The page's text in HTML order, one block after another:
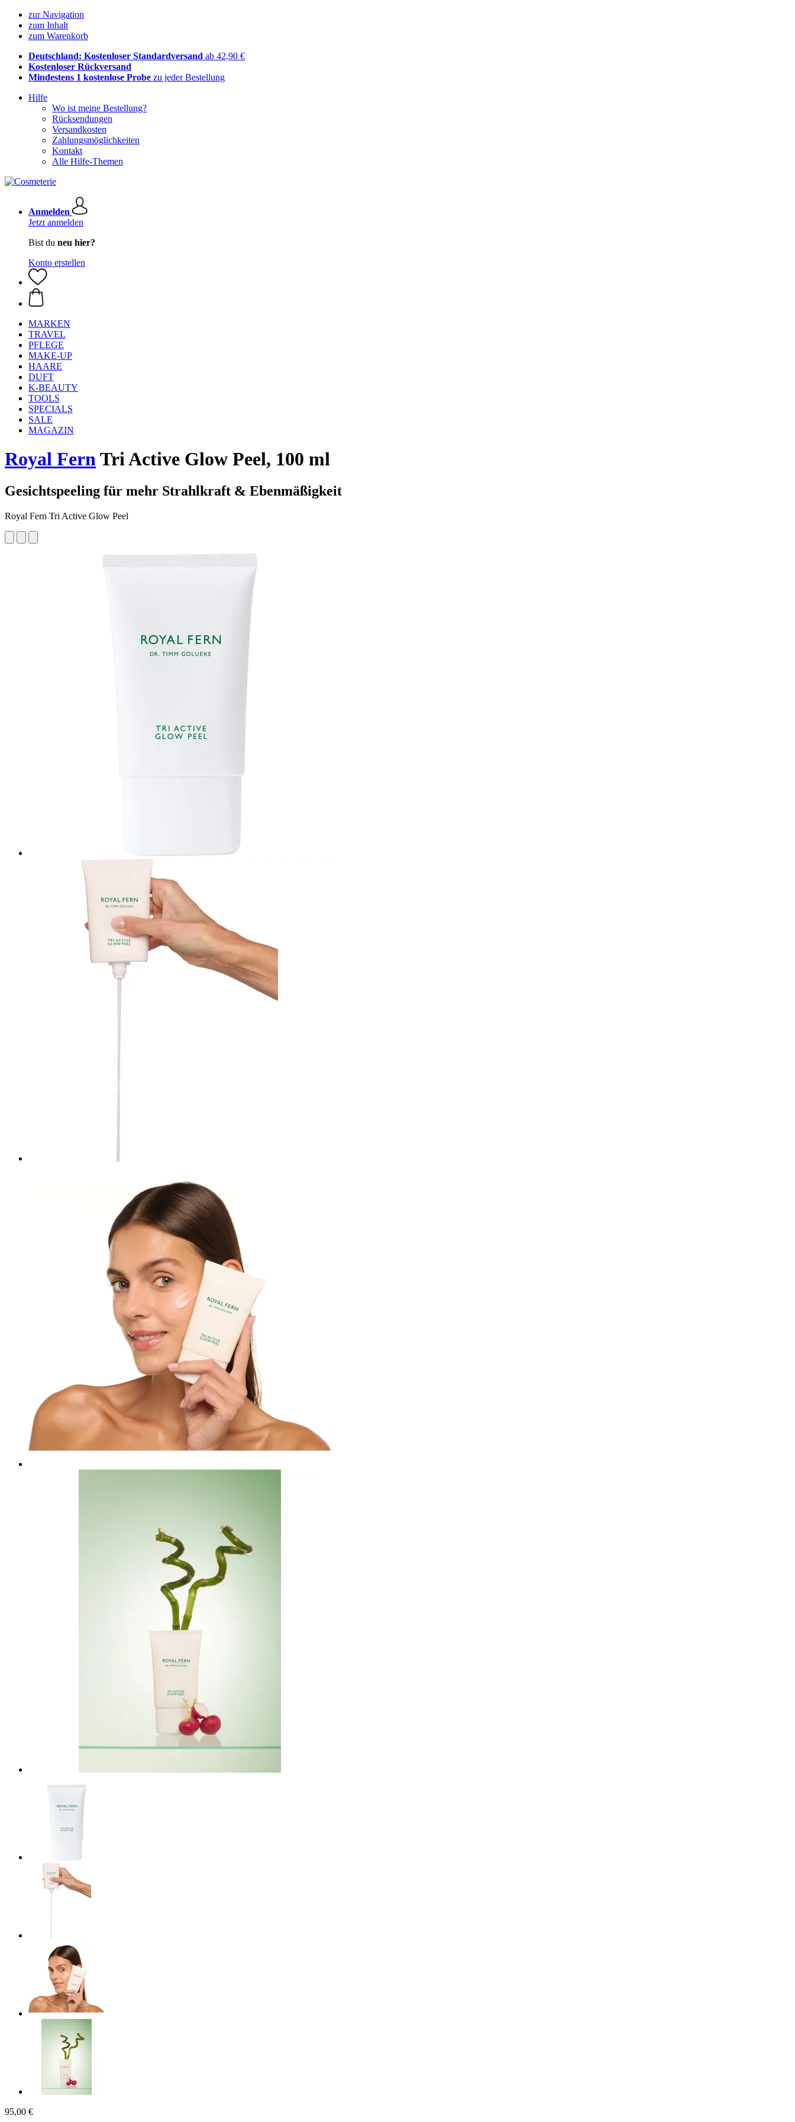
zur Navigation
zum Inhalt
zum Warenkorb
Deutschland: Kostenloser Standardversand ab 42,90 €
Kostenloser Rückversand
Mindestens 1 kostenlose Probe zu jeder Bestellung
Hilfe
Wo ist meine Bestellung?
Rücksendungen
Versandkosten
Zahlungsmöglichkeiten
Kontakt
Alle Hilfe-Themen
Anmelden
Jetzt anmelden
Bist du neu hier?
Konto erstellen
MARKEN
TRAVEL
PFLEGE
MAKE-UP
HAARE
DUFT
K-BEAUTY
TOOLS
SPECIALS
SALE
MAGAZIN
Royal FernTri Active Glow Peel, 100 ml
Gesichtspeeling für mehr Strahlkraft & Ebenmäßigkeit
Royal Fern Tri Active Glow Peel
95,00 €